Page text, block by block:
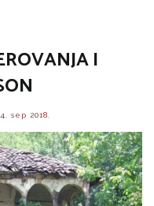
I
sep 2018.